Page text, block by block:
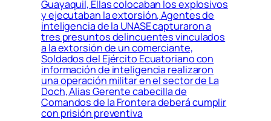
Guayaquil, Ellas colocaban los explosivos
y ejecutaban la extorsión, Agentes de
inteligencia de la UNASE capturaron a
tres presuntos delincuentes vinculados
a la extorsión de un comerciante,
Soldados del Ejército Ecuatoriano con
información de inteligencia realizaron
una operación militar en el sector de La
Doch, Alias Gerente cabecilla de
Comandos de la Frontera deberá cumplir
con prisión preventiva